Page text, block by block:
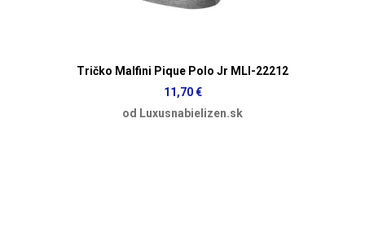
Tričko Malfini Pique Polo Jr MLI-22212
11,70 €
od Luxusnabielizen.sk